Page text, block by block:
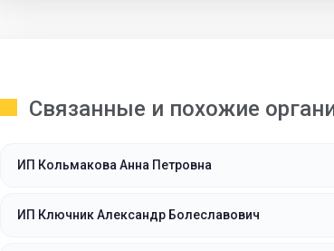
Связанные и похожие
ИП Кольмакова Анна Петровна
ИП Ключник Александр Болеславович